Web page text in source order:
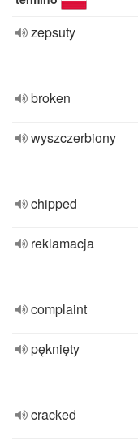
zepsuty
broken
wyszczerbiony
chipped
reklamacja
complaint
pęknięty
cracked